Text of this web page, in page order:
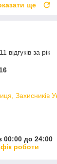
ще
відгуків за рік
Захисників
00:00 до 24:00
роботи